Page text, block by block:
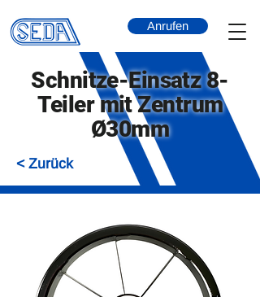
Anrufen
Schnitze-Einsatz 8-
Teiler mit Zentrum
Ø30mm
< Zurück